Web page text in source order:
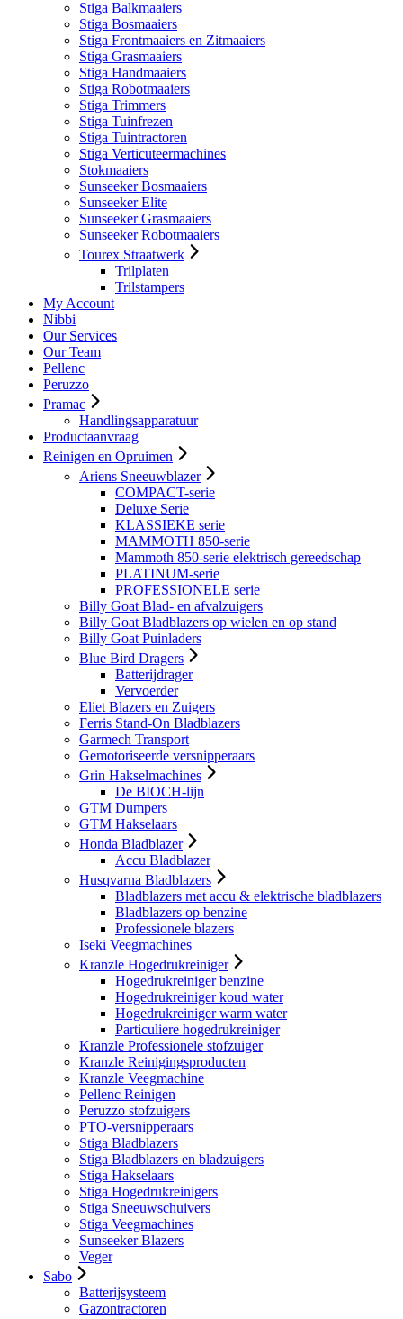
Stiga Balkmaaiers
Stiga Bosmaaiers
Stiga Frontmaaiers en Zitmaaiers
Stiga Grasmaaiers
Stiga Handmaaiers
Stiga Robotmaaiers
Stiga Trimmers
Stiga Tuinfrezen
Stiga Tuintractoren
Stiga Verticuteermachines
Stokmaaiers
Sunseeker Bosmaaiers
Sunseeker Elite
Sunseeker Grasmaaiers
Sunseeker Robotmaaiers
Tourex Straatwerk
Trilplaten
Trilstampers
My Account
Nibbi
Our Services
Our Team
Pellenc
Peruzzo
Pramac
Handlingsapparatuur
Productaanvraag
Reinigen en Opruimen
Ariens Sneeuwblazer
COMPACT-serie
Deluxe Serie
KLASSIEKE serie
MAMMOTH 850-serie
Mammoth 850-serie elektrisch gereedschap
PLATINUM-serie
PROFESSIONELE serie
Billy Goat Blad- en afvalzuigers
Billy Goat Bladblazers op wielen en op stand
Billy Goat Puinladers
Blue Bird Dragers
Batterijdrager
Vervoerder
Eliet Blazers en Zuigers
Ferris Stand-On Bladblazers
Garmech Transport
Gemotoriseerde versnipperaars
Grin Hakselmachines
De BIOCH-lijn
GTM Dumpers
GTM Hakselaars
Honda Bladblazer
Accu Bladblazer
Husqvarna Bladblazers
Bladblazers met accu & elektrische bladblazers
Bladblazers op benzine
Professionele blazers
Iseki Veegmachines
Kranzle Hogedrukreiniger
Hogedrukreiniger benzine
Hogedrukreiniger koud water
Hogedrukreiniger warm water
Particuliere hogedrukreiniger
Kranzle Professionele stofzuiger
Kranzle Reinigingsproducten
Kranzle Veegmachine
Pellenc Reinigen
Peruzzo stofzuigers
PTO-versnipperaars
Stiga Bladblazers
Stiga Bladblazers en bladzuigers
Stiga Hakselaars
Stiga Hogedrukreinigers
Stiga Sneeuwschuivers
Stiga Veegmachines
Sunseeker Blazers
Veger
Sabo
Batterijsysteem
Gazontractoren